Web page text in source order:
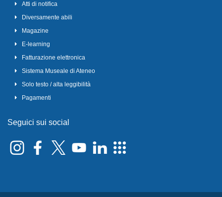
Atti di notifica
Diversamente abili
Magazine
E-learning
Fatturazione elettronica
Sistema Museale di Ateneo
Solo testo / alta leggibilità
Pagamenti
Seguici sui social